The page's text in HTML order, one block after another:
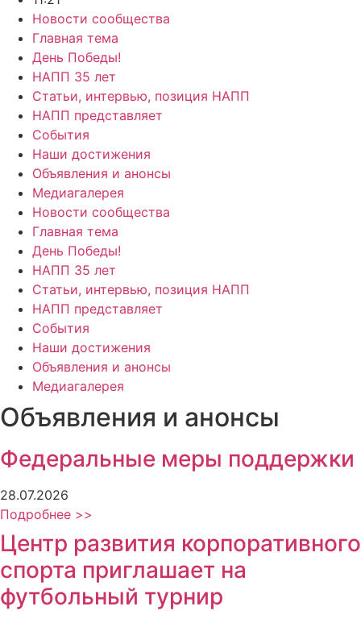
Новости сообщества
Главная тема
День Победы!
НАПП 35 лет
Статьи, интервью, позиция НАПП
НАПП представляет
События
Наши достижения
Объявления и анонсы
Медиагалерея
Новости сообщества
Главная тема
День Победы!
НАПП 35 лет
Статьи, интервью, позиция НАПП
НАПП представляет
События
Наши достижения
Объявления и анонсы
Медиагалерея
Объявления и анонсы
Федеральные меры поддержки
28.07.2026
Подробнее >>
Центр развития корпоративного
спорта приглашает на
футбольный турнир